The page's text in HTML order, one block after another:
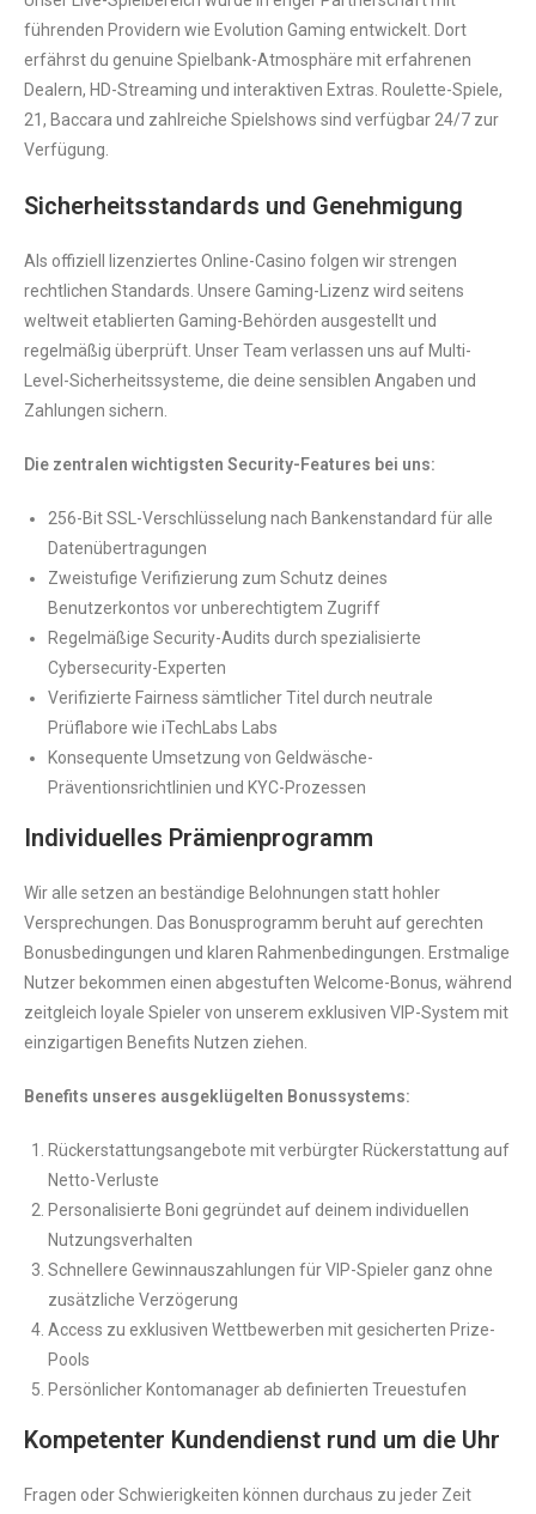
führenden Providern wie Evolution Gaming entwickelt. Dort
erfährst du genuine Spielbank-Atmosphäre mit erfahrenen
Dealern, HD-Streaming und interaktiven Extras. Roulette-Spiele,
21, Baccara und zahlreiche Spielshows sind verfügbar 24/7 zur
Verfügung.
Sicherheitsstandards und Genehmigung
Als offiziell lizenziertes Online-Casino folgen wir strengen
rechtlichen Standards. Unsere Gaming-Lizenz wird seitens
weltweit etablierten Gaming-Behörden ausgestellt und
regelmäßig überprüft. Unser Team verlassen uns auf Multi-
Level-Sicherheitssysteme, die deine sensiblen Angaben und
Zahlungen sichern.
Die zentralen wichtigsten Security-Features bei uns:
256-Bit SSL-Verschlüsselung nach Bankenstandard für alle
Datenübertragungen
Zweistufige Verifizierung zum Schutz deines
Benutzerkontos vor unberechtigtem Zugriff
Regelmäßige Security-Audits durch spezialisierte
Cybersecurity-Experten
Verifizierte Fairness sämtlicher Titel durch neutrale
Prüflabore wie iTechLabs Labs
Konsequente Umsetzung von Geldwäsche-
Präventionsrichtlinien und KYC-Prozessen
Individuelles Prämienprogramm
Wir alle setzen an beständige Belohnungen statt hohler
Versprechungen. Das Bonusprogramm beruht auf gerechten
Bonusbedingungen und klaren Rahmenbedingungen. Erstmalige
Nutzer bekommen einen abgestuften Welcome-Bonus, während
zeitgleich loyale Spieler von unserem exklusiven VIP-System mit
einzigartigen Benefits Nutzen ziehen.
Benefits unseres ausgeklügelten Bonussystems:
Rückerstattungsangebote mit verbürgter Rückerstattung auf
Netto-Verluste
Personalisierte Boni gegründet auf deinem individuellen
Nutzungsverhalten
Schnellere Gewinnauszahlungen für VIP-Spieler ganz ohne
zusätzliche Verzögerung
Access zu exklusiven Wettbewerben mit gesicherten Prize-
Pools
Persönlicher Kontomanager ab definierten Treuestufen
Kompetenter Kundendienst rund um die Uhr
Fragen oder Schwierigkeiten können durchaus zu jeder Zeit